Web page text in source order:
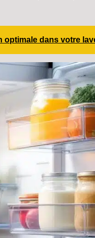
optimale dans votre